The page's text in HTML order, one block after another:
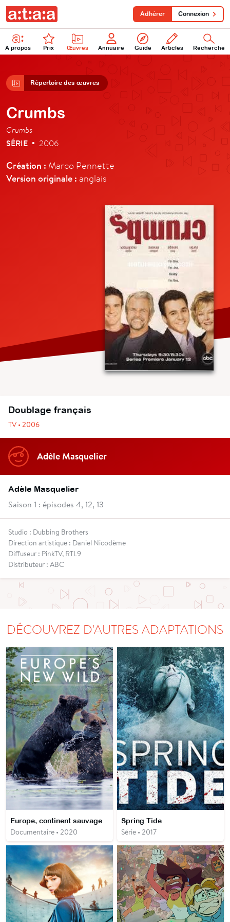
À propos Prix Œuvres Annuaire Guide Articles Recherche
Adhérer Connexion
Répertoire des œuvres
Crumbs
Crumbs
SÉRIE • 2006
Création : Marco Pennette
Version originale : anglais
Doublage français
TV • 2006
Adèle Masquelier
Adèle Masquelier
Saison 1 : épisodes 4, 12, 13
Studio : Dubbing Brothers
Direction artistique : Daniel Nicodème
Diffuseur : PinkTV, RTL9
Distributeur : ABC
DÉCOUVREZ D'AUTRES ADAPTATIONS
Europe, continent sauvage
Documentaire • 2020
Spring Tide
Série • 2017